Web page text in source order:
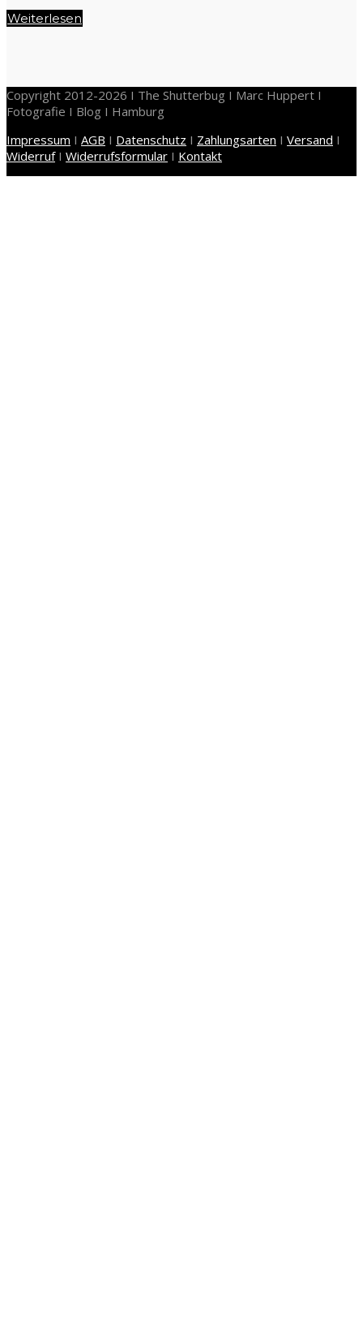
Weiterlesen
Copyright 2012-2026 I The Shutterbug I Marc Huppert I
Fotografie I Blog I Hamburg
Impressum I AGB I Datenschutz I Zahlungsarten I Versand I
WiderrufI Widerrufsformular I Kontakt